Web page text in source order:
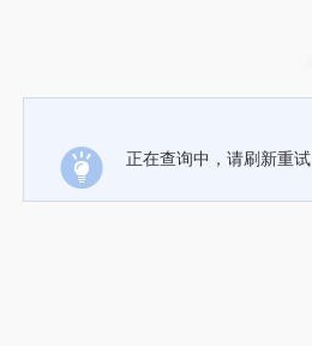
正在查询中，请刷新重试